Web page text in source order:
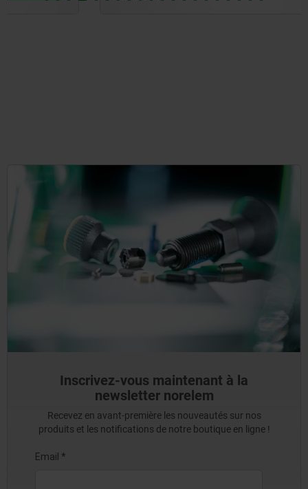
Inscrivez-vous maintenant à la
newsletter norelem
Recevez en avant-première les nouveautés sur nos
produits et les notifications de notre boutique en ligne !